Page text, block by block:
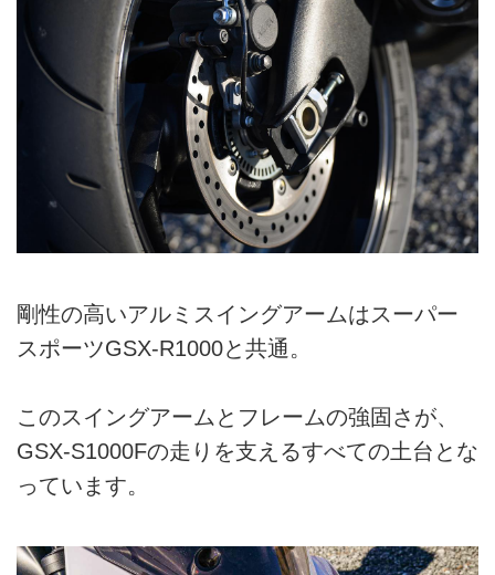
剛性の高いアルミスイングアームはスーパー
スポーツGSX-R1000と共通。
このスイングアームとフレームの強固さが、
GSX-S1000Fの走りを支えるすべての土台とな
っています。